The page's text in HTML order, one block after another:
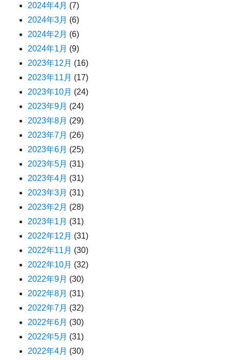
2024年4月 (7)
2024年3月 (6)
2024年2月 (6)
2024年1月 (9)
2023年12月 (16)
2023年11月 (17)
2023年10月 (24)
2023年9月 (24)
2023年8月 (29)
2023年7月 (26)
2023年6月 (25)
2023年5月 (31)
2023年4月 (31)
2023年3月 (31)
2023年2月 (28)
2023年1月 (31)
2022年12月 (31)
2022年11月 (30)
2022年10月 (32)
2022年9月 (30)
2022年8月 (31)
2022年7月 (32)
2022年6月 (30)
2022年5月 (31)
2022年4月 (30)